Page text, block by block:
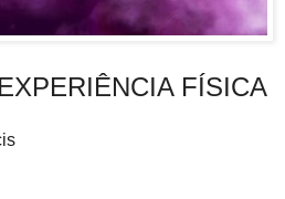
FÍSICA